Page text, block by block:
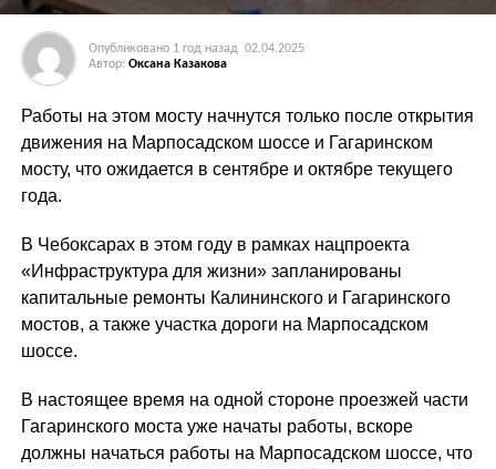
Опубликовано 1 год назад 02.04.2025
Автор: Оксана Казакова
Работы на этом мосту начнутся только после открытия
движения на Марпосадском шоссе и Гагаринском
мосту, что ожидается в сентябре и октябре текущего
года.
В Чебоксарах в этом году в рамках нацпроекта
«Инфраструктура для жизни» запланированы
капитальные ремонты Калининского и Гагаринского
мостов, а также участка дороги на Марпосадском
шоссе.
В настоящее время на одной стороне проезжей части
Гагаринского моста уже начаты работы, вскоре
должны начаться работы на Марпосадском шоссе, что